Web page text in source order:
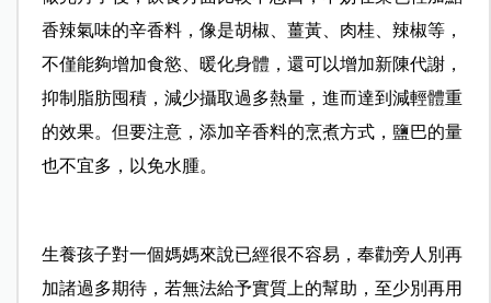
香辣氣味的辛香料，像是胡椒、薑黃、肉桂、辣椒等，
不僅能夠增加食慾、暖化身體，還可以增加新陳代謝，
抑制脂肪囤積，減少攝取過多熱量，進而達到減輕體重
的效果。但要注意，添加辛香料的烹煮方式，鹽巴的量
也不宜多，以免水腫。
生養孩子對一個媽媽來說已經很不容易，奉勸旁人別再
加諸過多期待，若無法給予實質上的幫助，至少別再用